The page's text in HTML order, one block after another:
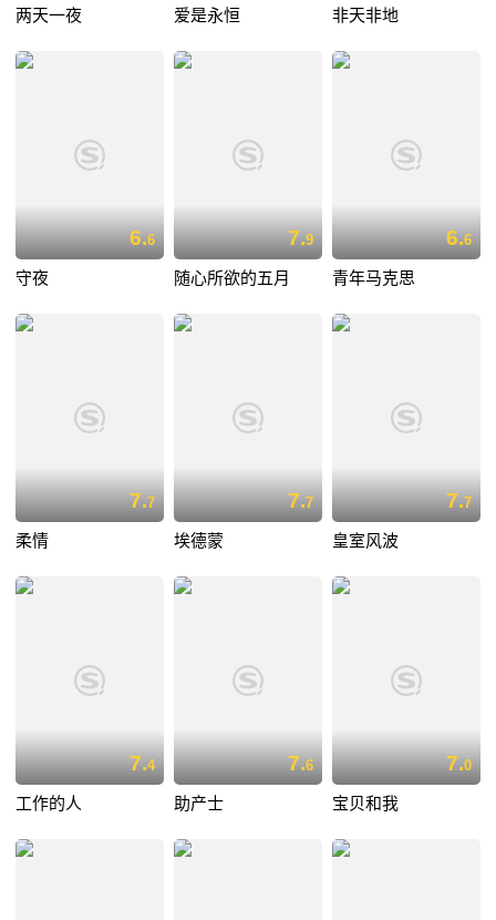
两天一夜 爱是永恒 非天非地
6.6
守夜
7.9
随心所欲的五月
6.6
青年马克思
7.7
柔情
7.7
埃德蒙
7.7
皇室风波
7.4
工作的人
7.6
助产士
7.0
宝贝和我